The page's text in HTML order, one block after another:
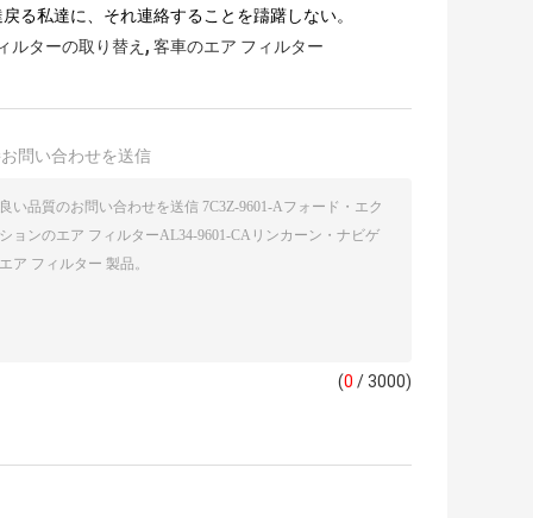
る私達に、それ連絡することを躊躇しない。
ルターの取り替え , 客車のエア フィルター
問い合わせを送信
(0 / 3000)